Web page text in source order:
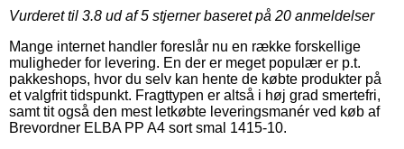
Vurderet til 3.8 ud af 5 stjerner baseret på 20 anmeldelser
Mange internet handler foreslår nu en række forskellige
muligheder for levering. En der er meget populær er p.t.
pakkeshops, hvor du selv kan hente de købte produkter på
et valgfrit tidspunkt. Fragttypen er altså i høj grad smertefri,
samt tit også den mest letkøbte leveringsmanér ved køb af
Brevordner ELBA PP A4 sort smal 1415-10.